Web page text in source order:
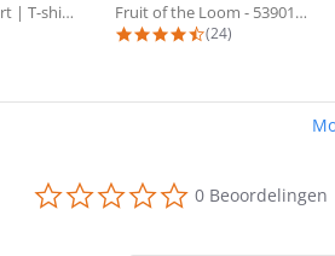
ID-LINE 0510 Shirt | T-shirts met...
rating
Fruit of the Loom - 53901 Poloshirt...
4.3 star rating
(24)
0.0
star
0 Beoordelingen